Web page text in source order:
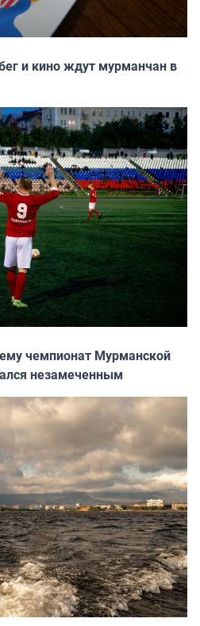
и кино ждут мурманчан в
чемпионат Мурманской
незамеченным